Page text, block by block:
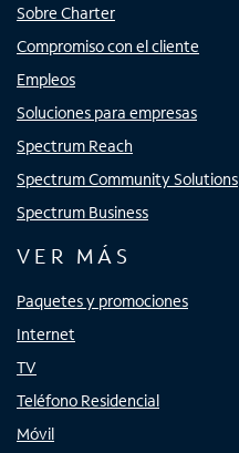
Sobre Charter
Compromiso con el cliente
Empleos
Soluciones para empresas
Spectrum Reach
Spectrum Community Solutions
Spectrum Business
VER MÁS
Paquetes y promociones
Internet
TV
Teléfono Residencial
Móvil